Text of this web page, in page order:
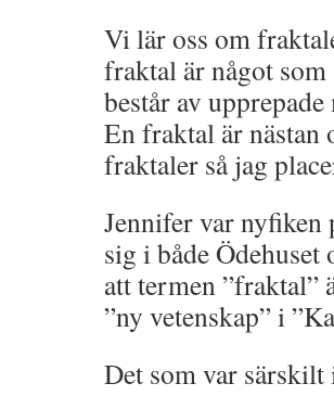
Vi lär oss om
fraktal är något
består av
En fraktal är nästan
fraktaler så jag
Jennifer var nyfiken
sig i både Ödehuset
att termen ”fraktal”
”ny vetenskap” i
Det som var